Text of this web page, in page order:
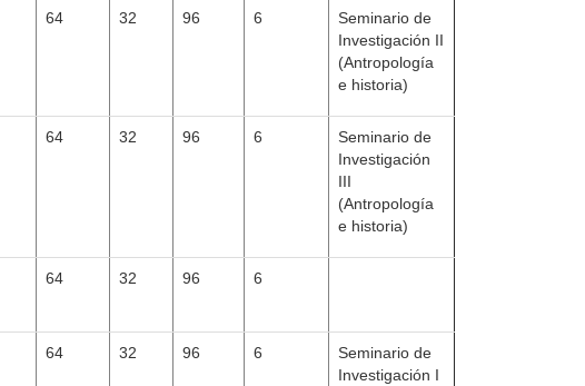
64 32 96 6
Seminario de
Investigación II
(Antropología
e historia)
64 32 96 6
Seminario de
Investigación
III
(Antropología
e historia)
64 32 96 6
64 32 96 6
Seminario de
Investigación I